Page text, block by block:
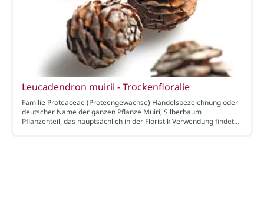
Leucadendron muirii - Trockenfloralie
Familie Proteaceae (Proteengewächse) Handelsbezeichnung oder
deutscher Name der ganzen Pflanze Muiri, Silberbaum
Pflanzenteil, das hauptsächlich in der Floristik Verwendung findet…